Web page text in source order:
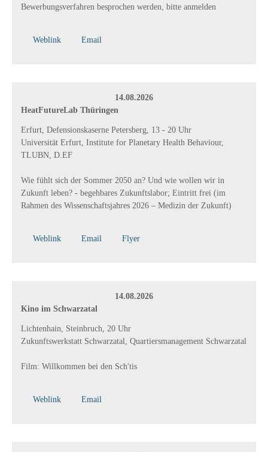
Bewerbungsverfahren besprochen werden, bitte anmelden
Weblink Email
14.08.2026
HeatFutureLab Thüringen
Erfurt, Defensionskaserne Petersberg, 13 - 20 Uhr
Universität Erfurt, Institute for Planetary Health Behaviour,
TLUBN, D.EF
Wie fühlt sich der Sommer 2050 an? Und wie wollen wir in
Zukunft leben? - begehbares Zukunftslabor; Eintritt frei (im
Rahmen des Wissenschaftsjahres 2026 – Medizin der Zukunft)
Weblink Email Flyer
14.08.2026
Kino im Schwarzatal
Lichtenhain, Steinbruch, 20 Uhr
Zukunftswerkstatt Schwarzatal, Quartiersmanagement Schwarzatal
Film: Willkommen bei den Sch'tis
Weblink Email